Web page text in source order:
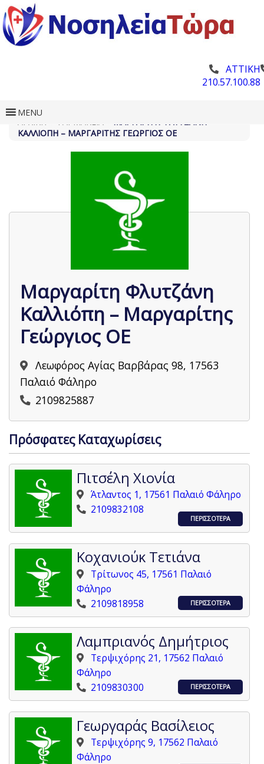
ΑΤΤΙΚΗ
210.57.100.88
MENU
ΚΑΛΛΙΌΠΗ – ΜΑΡΓΑΡΊΤΗΣ ΓΕΏΡΓΙΟΣ ΟΕ
Μαργαρίτη Φλυτζάνη
Καλλιόπη – Μαργαρίτης
Γεώργιος ΟΕ
Λεωφόρος Αγίας Βαρβάρας 98, 17563
Παλαιό Φάληρο
2109825887
Πρόσφατες Καταχωρίσεις
Πιτσέλη Χιονία
Άτλαντος 1, 17561 Παλαιό Φάληρο
2109832108
ΠΕΡΙΣΣΟΤΕΡΑ
Κοχανιούκ Τετιάνα
Τρίτωνος 45, 17561 Παλαιό
Φάληρο
2109818958
ΠΕΡΙΣΣΟΤΕΡΑ
Λαμπριανός Δημήτριος
Τερψιχόρης 21, 17562 Παλαιό
Φάληρο
2109830300
ΠΕΡΙΣΣΟΤΕΡΑ
Γεωργαράς Βασίλειος
Τερψιχόρης 9, 17562 Παλαιό
Φάληρο